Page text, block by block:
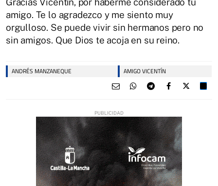
amigo. Te lo agradezco y me siento muy
orgulloso. Se puede vivir sin hermanos pero no
sin amigos. Que Dios te acoja en su reino.
ANDRÉS MANZANEQUE AMIGO VICENTÍN